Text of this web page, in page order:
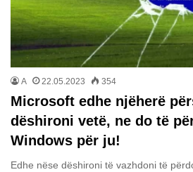
A 22.05.2023 354
Microsoft edhe njëherë
dëshironi vetë, ne do të
Windows për ju!
Edhe nëse dëshironi të vazhdoni të